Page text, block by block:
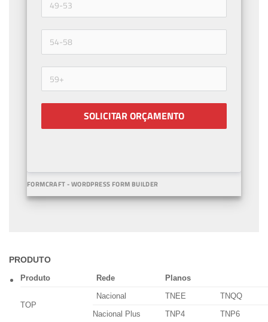
SOLICITAR ORÇAMENTO
FORMCRAFT - WORDPRESS FORM BUILDER
PRODUTO
Produto Rede Planos
TOP
Nacional TNEE
TNQQ
Nacional Plus
TNP4
TNP6